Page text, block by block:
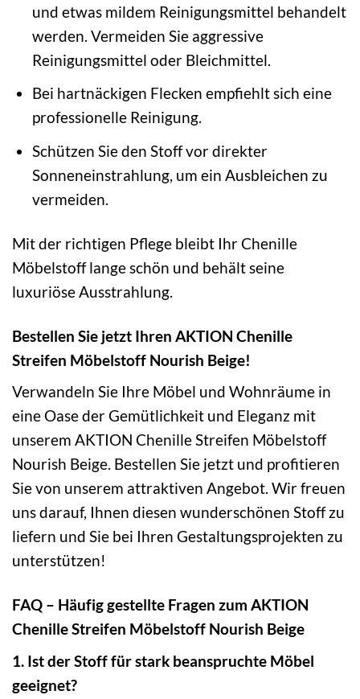
und etwas mildem Reinigungsmittel behandelt
werden. Vermeiden Sie aggressive
Reinigungsmittel oder Bleichmittel.
Bei hartnäckigen Flecken empfiehlt sich eine
professionelle Reinigung.
Schützen Sie den Stoff vor direkter
Sonneneinstrahlung, um ein Ausbleichen zu
vermeiden.
Mit der richtigen Pflege bleibt Ihr Chenille
Möbelstoff lange schön und behält seine
luxuriöse Ausstrahlung.
Bestellen Sie jetzt Ihren AKTION Chenille
Streifen Möbelstoff Nourish Beige!
Verwandeln Sie Ihre Möbel und Wohnräume in
eine Oase der Gemütlichkeit und Eleganz mit
unserem AKTION Chenille Streifen Möbelstoff
Nourish Beige. Bestellen Sie jetzt und profitieren
Sie von unserem attraktiven Angebot. Wir freuen
uns darauf, Ihnen diesen wunderschönen Stoff zu
liefern und Sie bei Ihren Gestaltungsprojekten zu
unterstützen!
FAQ – Häufig gestellte Fragen zum AKTION
Chenille Streifen Möbelstoff Nourish Beige
1. Ist der Stoff für stark beanspruchte Möbel
geeignet?